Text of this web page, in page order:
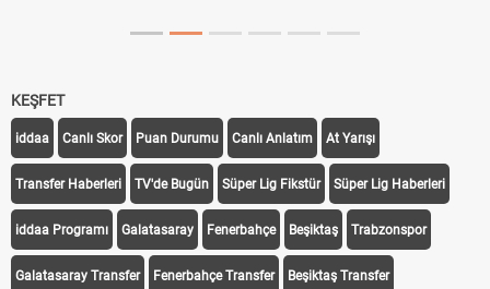
KEŞFET
iddaa Canlı Skor Puan Durumu Canlı Anlatım At Yarışı
Transfer Haberleri TV'de Bugün Süper Lig Fikstür Süper Lig Haberleri
iddaa Programı Galatasaray Fenerbahçe Beşiktaş Trabzonspor
Galatasaray Transfer Fenerbahçe Transfer Beşiktaş Transfer